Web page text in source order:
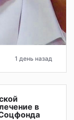
1 день назад
в